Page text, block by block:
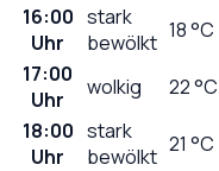
16:00
Uhr
stark
bewölkt 18°C
17:00
Uhr
wolkig 22°C
18:00
Uhr
stark
bewölkt 21 °C